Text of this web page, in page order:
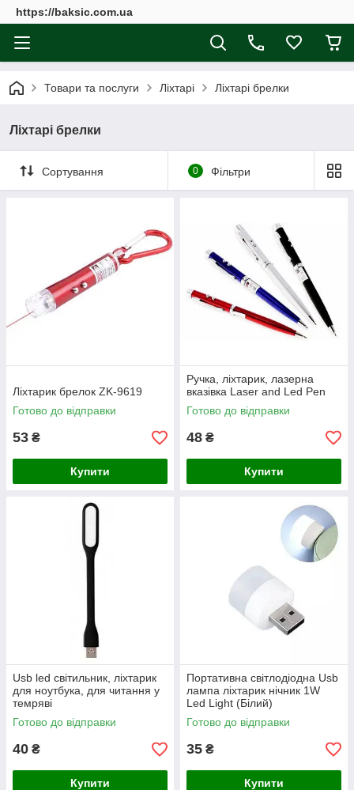
https://baksic.com.ua
Товари та послуги Ліхтарі Ліхтарі брелки
Ліхтарі брелки
Сортування 0 Фільтри
Ліхтарик брелок ZK-9619
Готово до відправки
53 ₴
Купити
Ручка, ліхтарик, лазерна
вказівка ​​Laser and Led Pen
Готово до відправки
48 ₴
Купити
Usb led світильник, ліхтарик
для ноутбука, для читання у
темряві
Готово до відправки
40 ₴
Купити
Портативна світлодіодна Usb
лампа ліхтарик нічник 1W
Led Light (Білий)
Готово до відправки
35 ₴
Купити